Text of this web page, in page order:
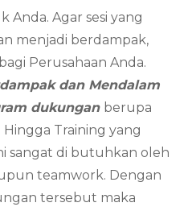
Anda. Agar sesi yang
menjadi berdampak,
Perusahaan Anda.
dan Mendalam
dukungan berupa
Hingga Training yang
sangat di butuhkan oleh
teamwork. Dengan
tersebut maka